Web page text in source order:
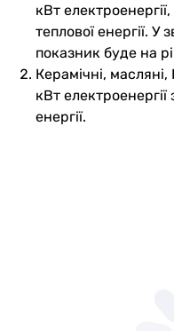
кВт
теплової енергії.
показник буде на
Керамічні, масляні,
кВт
енергії.